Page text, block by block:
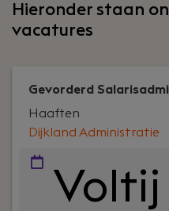
Hieronder staan
vacatures
Gevorderd
Dijkland Administratie
Haaften
Voltij